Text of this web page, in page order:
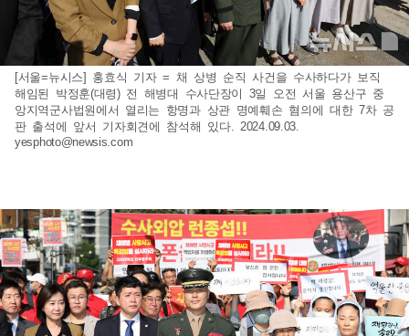
[서울=뉴시스] 홍효식 기자 = 채 상병 순직 사건을 수사하다가 보직
해임된 박정훈(대령) 전 해병대 수사단장이 3일 오전 서울 용산구 중
앙지역군사법원에서 열리는 항명과 상관 명예훼손 혐의에 대한 7차 공
판 출석에 앞서 기자회견에 참석해 있다. 2024.09.03.
yesphoto@newsis.com